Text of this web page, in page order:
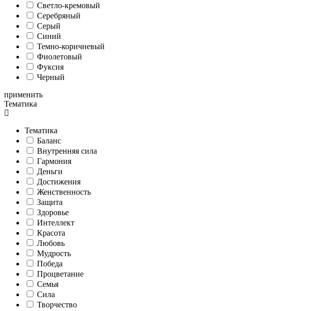
Светло-кремовый
Серебряный
Серый
Синий
Темно-коричневый
Фиолетовый
Фуксия
Черный
применить
Тематика
Тематика
Баланс
Внутренняя сила
Гармония
Деньги
Достижения
Женственность
Защита
Здоровье
Интеллект
Красота
Любовь
Мудрость
Победа
Процветание
Семья
Сила
Творчество